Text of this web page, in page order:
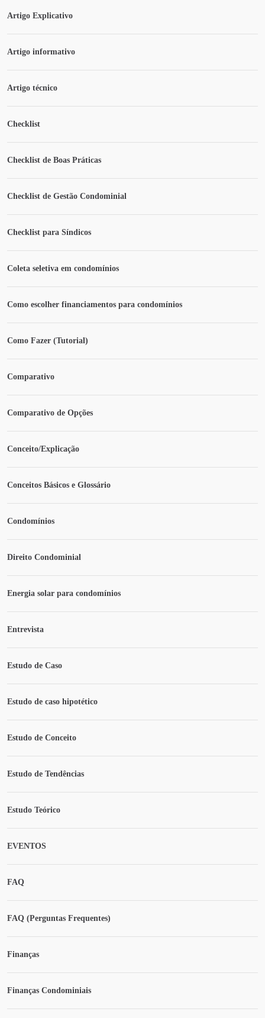
Artigo Explicativo
Artigo informativo
Artigo técnico
Checklist
Checklist de Boas Práticas
Checklist de Gestão Condominial
Checklist para Síndicos
Coleta seletiva em condomínios
Como escolher financiamentos para condomínios
Como Fazer (Tutorial)
Comparativo
Comparativo de Opções
Conceito/Explicação
Conceitos Básicos e Glossário
Condomínios
Direito Condominial
Energia solar para condomínios
Entrevista
Estudo de Caso
Estudo de caso hipotético
Estudo de Conceito
Estudo de Tendências
Estudo Teórico
EVENTOS
FAQ
FAQ (Perguntas Frequentes)
Finanças
Finanças Condominiais